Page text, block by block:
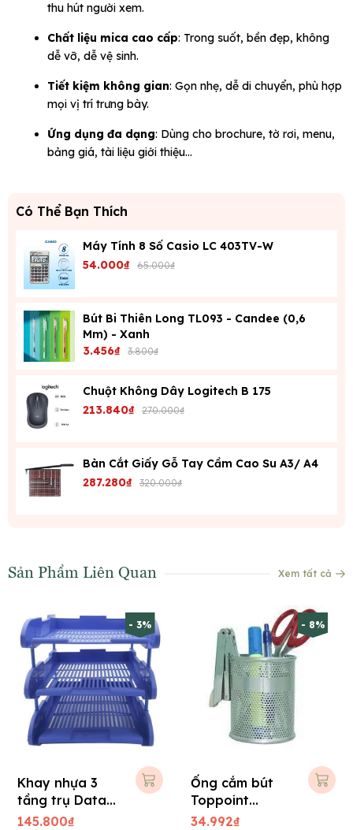
thu hút người xem.
Chất liệu mica cao cấp: Trong suốt, bền đẹp, không
dễ vỡ, dễ vệ sinh.
Tiết kiệm không gian: Gọn nhẹ, dễ di chuyển, phù hợp
mọi vị trí trưng bày.
Ứng dụng đa dạng: Dùng cho brochure, tờ rơi, menu,
bảng giá, tài liệu giới thiệu…
Có Thể Bạn Thích
Máy Tính 8 Số Casio LC 403TV-W
54.000₫ 65.000₫
Bút Bi Thiên Long TL093 - Candee (0,6
Mm) - Xanh
3.456₫ 3.800₫
Chuột Không Dây Logitech B 175
213.840₫ 270.000₫
Bàn Cắt Giấy Gỗ Tay Cầm Cao Su A3/ A4
287.280₫ 320.000₫
Sản Phẩm Liên Quan Xem tất cả
- 3%
Khay nhựa 3
tầng trụ Data
King
145.800₫
- 8%
Ống cắm bút
Toppoint
HY3155C
34.992₫